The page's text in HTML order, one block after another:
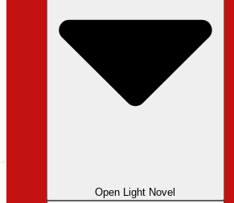
Open Light Novel